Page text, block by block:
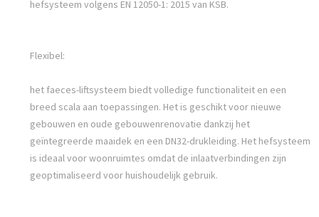
hefsysteem volgens EN 12050-1: 2015 van KSB.
Flexibel:
het faeces-liftsysteem biedt volledige functionaliteit en een
breed scala aan toepassingen. Het is geschikt voor nieuwe
gebouwen en oude gebouwenrenovatie dankzij het
geïntegreerde maaidek en een DN32-drukleiding. Het hefsysteem
is ideaal voor woonruimtes omdat de inlaatverbindingen zijn
geoptimaliseerd voor huishoudelijk gebruik.